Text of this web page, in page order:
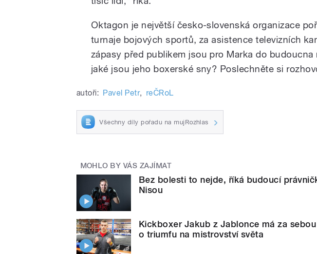
Oktagon je největší česko-slovenská organizace
turnaje bojových sportů, za asistence televizních
zápasy před publikem jsou pro Marka do budoucna
jaké jsou jeho boxerské sny? Poslechněte si
autoři: Pavel Petr, reČRoL
Všechny díly pořadu na mujRozhlas
MOHLO BY VÁS ZAJÍMAT
Bez bolesti to nejde, říká budoucí
Nisou
Kickboxer Jakub z Jablonce má za
o triumfu na mistrovství světa